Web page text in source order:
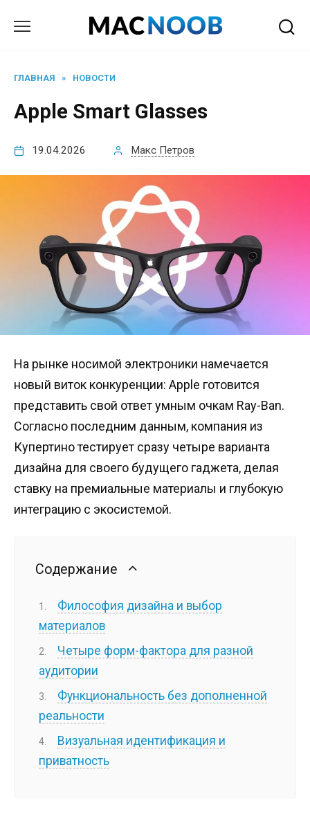
ГЛАВНАЯ » НОВОСТИ
Apple Smart Glasses
19.04.2026 Макс Петров
На рынке носимой электроники намечается
новый виток конкуренции: Apple готовится
представить свой ответ умным очкам Ray-Ban.
Согласно последним данным, компания из
Купертино тестирует сразу четыре варианта
дизайна для своего будущего гаджета, делая
ставку на премиальные материалы и глубокую
интеграцию с экосистемой.
Содержание
Философия дизайна и выбор
материалов
Четыре форм-фактора для разной
аудитории
Функциональность без дополненной
реальности
Визуальная идентификация и
приватность